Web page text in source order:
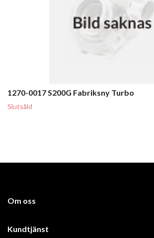
1270-0017 S200G Fabriksny Turbo
Slutsåld
Om oss
Kundtjänst